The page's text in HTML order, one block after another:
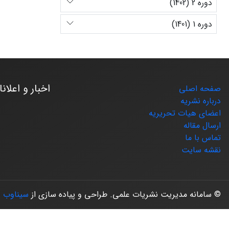
دوره 2 (1402)
دوره 1 (1401)
صفحه اصلی
درباره نشریه
اعضای هیات تحریریه
ارسال مقاله
تماس با ما
نقشه سایت
اخبار و
© سامانه مدیریت نشریات علمی. طراحی و پیاده سازی از سیناوب